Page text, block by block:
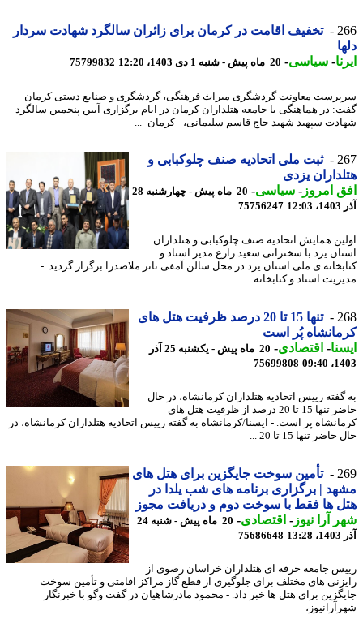
تخفیف اقامت در کرمان برای زائران سالگرد شهادت سردار
-سیاسی-20 ماه پیش - شنبه 1 دی 1403، 12:20 75799832
معاونت گردشگری میراث فرهنگی، گردشگری و صنایع دستی کرمان
در هماهنگی با جامعه هتلداران کرمان در ایام برگزاری آیین پنجمین سالگرد
سپهبد شهید حاج قاسم سلیمانی، - کرمان- ...
ثبت ملی اتحادیه صنف چلوکبابی و
یزدی
امروز-سیاسی-
20 ماه پیش - چهارشنبه 28
75756247
همایش اتحادیه صنف چلوکبابی و هتلداران
یزد با سخنرانی سعید زارع مدیر اسناد و
ی ملی استان یزد در محل سالن آمفی تاتر ملاصدرا برگزار گردید. -
اسناد و کتابخانه ...
تنها 15 تا 20 درصد ظرفیت هتل های
پُر است
-اقتصادی-
20 ماه پیش - یکشنبه 25 آذر
75699808
رییس اتحادیه هتلداران کرمانشاه، در حال
حاضر تنها 15 تا 20 درصد از ظرفیت هتل های
پر است. - ایسنا/کرمانشاه به گفته رییس اتحادیه هتلداران کرمانشاه، در
تنها 15 تا 20 ...
تأمین سوخت جایگزین برای هتل های
| برگزاری برنامه های شب یلدا در
ها فقط با سوخت دوم و دریافت مجوز
آرا نیوز-اقتصادی-
20 ماه پیش - شنبه 24
75686648
جامعه حرفه ای هتلداران خراسان رضوی از
های مختلف برای جلوگیری از قطع گاز مراکز اقامتی و تأمین سوخت
برای هتل ها خبر داد. - محمود مادرشاهیان در گفت وگو با خبرنگار